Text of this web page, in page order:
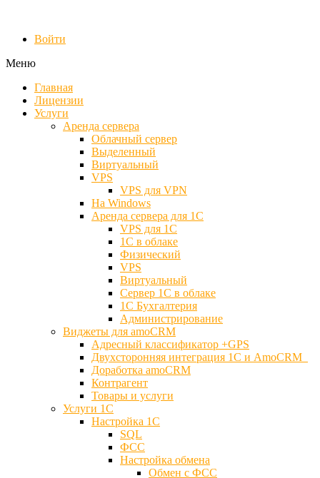
Войти
Меню
Главная
Лицензии
Услуги
Аренда сервера
Облачный сервер
Выделенный
Виртуальный
VPS
VPS для VPN
На Windows
Аренда сервера для 1С
VPS для 1С
1С в облаке
Физический
VPS
Виртуальный
Сервер 1С в облаке
1С Бухгалтерия
Администрирование
Виджеты для amoCRM
Адресный классификатор +GPS
Двухсторонняя интеграция 1С и AmoCRM
Доработка amoCRM
Контрагент
Товары и услуги
Услуги 1С
Настройка 1С
SQL
ФСС
Настройка обмена
Обмен с ФСС